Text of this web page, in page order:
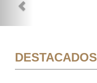
DESTACADOS